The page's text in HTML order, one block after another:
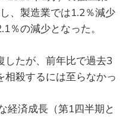
、製造業では1.2％減少
％の減少となった。
したが、前年比で過去3
殺するには至らなかっ
経済成長（第1四半期と